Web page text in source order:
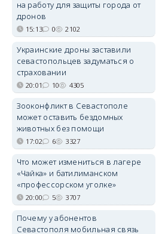
на работу для защиты города от
дронов
15:13 0 2102
Украинские дроны заставили
севастопольцев задуматься о
страховании
20:01 10 4305
Зооконфликт в Севастополе
может оставить бездомных
животных без помощи
17:02 6 3327
Что может измениться в лагере
«Чайка» и батилиманском
«профессорском уголке»
20:00 5 3707
Почему у абонентов
Севастополя мобильная связь